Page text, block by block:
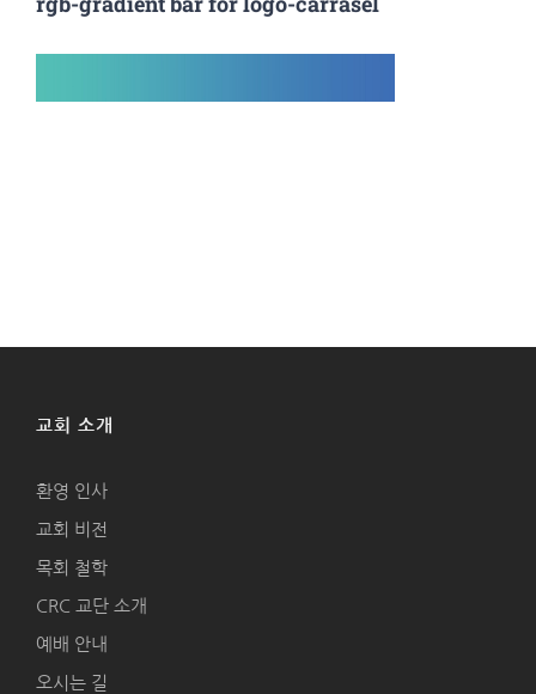
교회 소개
환영 인사
교회 비전
목회 철학
CRC 교단 소개
예배 안내
오시는 길